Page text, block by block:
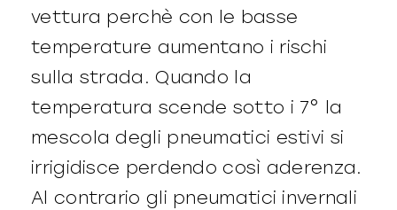
vettura perchè con le basse
temperature aumentano i rischi
sulla strada. Quando la
temperatura scende sotto i 7° la
mescola degli pneumatici estivi si
irrigidisce perdendo così aderenza.
Al contrario gli pneumatici invernali